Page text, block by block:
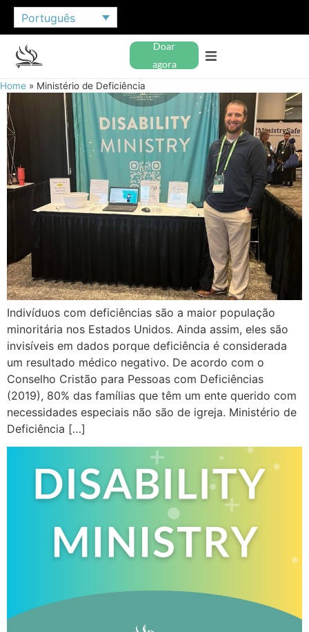
Português
Doar
agora
Home » Ministério de Deficiência
Indivíduos com deficiências são a maior população
minoritária nos Estados Unidos. Ainda assim, eles são
invisíveis em dados porque deficiência é considerada
um resultado médico negativo. De acordo com o
Conselho Cristão para Pessoas com Deficiências
(2019), 80% das famílias que têm um ente querido com
necessidades especiais não são de igreja. Ministério de
Deficiência […]